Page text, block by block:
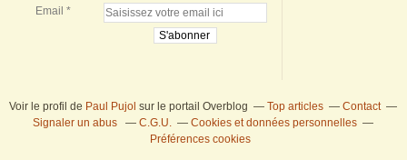
Email
Voir le profil de Paul Pujol sur le portail Overblog Top articles
Contact
Signaler un abus
C.G.U.
Cookies et données personnelles
Préférences cookies